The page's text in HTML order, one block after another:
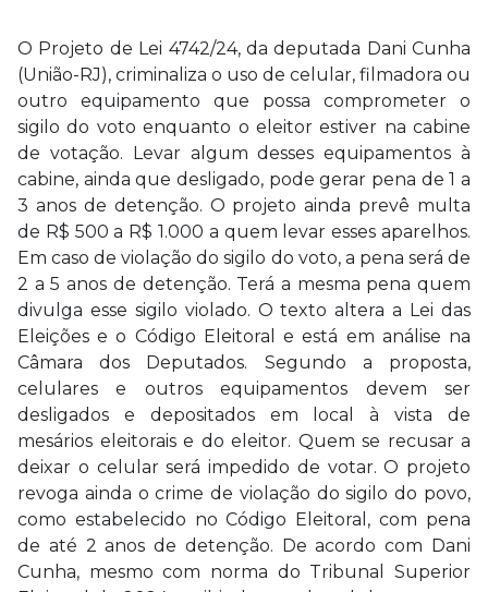
O Projeto de Lei 4742/24, da deputada Dani Cunha
(União-RJ), criminaliza o uso de celular, filmadora ou
outro equipamento que possa comprometer o
sigilo do voto enquanto o eleitor estiver na cabine
de votação. Levar algum desses equipamentos à
cabine, ainda que desligado, pode gerar pena de 1 a
3 anos de detenção. O projeto ainda prevê multa
de R$ 500 a R$ 1.000 a quem levar esses aparelhos.
Em caso de violação do sigilo do voto, a pena será de
2 a 5 anos de detenção. Terá a mesma pena quem
divulga esse sigilo violado. O texto altera a Lei das
Eleições e o Código Eleitoral e está em análise na
Câmara dos Deputados. Segundo a proposta,
celulares e outros equipamentos devem ser
desligados e depositados em local à vista de
mesários eleitorais e do eleitor. Quem se recusar a
deixar o celular será impedido de votar. O projeto
revoga ainda o crime de violação do sigilo do povo,
como estabelecido no Código Eleitoral, com pena
de até 2 anos de detenção. De acordo com Dani
Cunha, mesmo com norma do Tribunal Superior